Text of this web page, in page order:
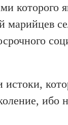
которого